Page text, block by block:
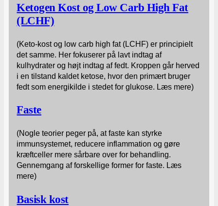
Ketogen Kost og Low Carb High Fat
(LCHF)
(Keto-kost og low carb high fat (LCHF) er principielt
det samme. Her fokuserer på lavt indtag af
kulhydrater og højt indtag af fedt. Kroppen går herved
i en tilstand kaldet ketose, hvor den primært bruger
fedt som energikilde i stedet for glukose. Læs mere)
Faste
(Nogle teorier peger på, at faste kan styrke
immunsystemet, reducere inflammation og gøre
kræftceller mere sårbare over for behandling.
Gennemgang af forskellige former for faste. Læs
mere)
Basisk kost